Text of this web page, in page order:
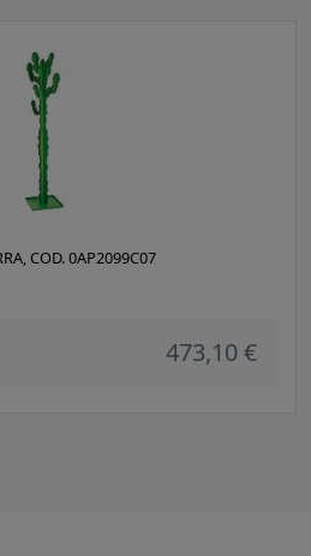
COD. 0AP2099C07
473,10 €